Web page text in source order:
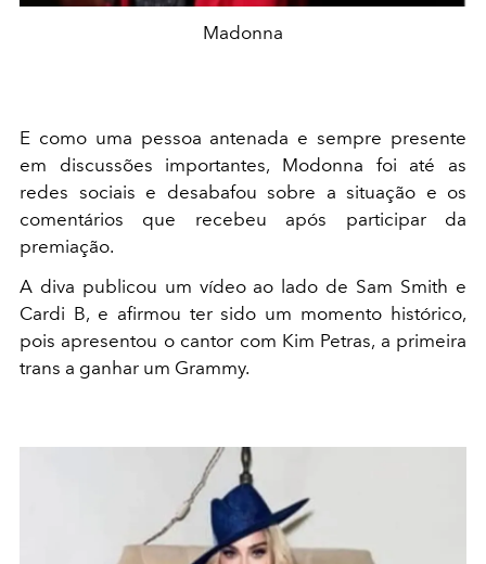
Madonna
E como uma pessoa antenada e sempre presente
em discussões importantes, Modonna foi até as
redes sociais e desabafou sobre a situação e os
comentários que recebeu após participar da
premiação.
A diva publicou um vídeo ao lado de Sam Smith e
Cardi B, e afirmou ter sido um momento histórico,
pois apresentou o cantor com Kim Petras, a primeira
trans a ganhar um Grammy.